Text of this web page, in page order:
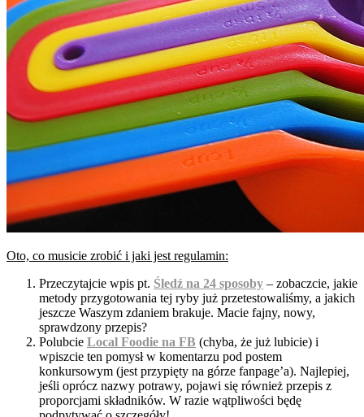
Oto, co musicie zrobić i jaki jest regulamin:
Przeczytajcie wpis pt. Śledź na 24 sposoby – zobaczcie, jakie
metody przygotowania tej ryby już przetestowaliśmy, a jakich
jeszcze Waszym zdaniem brakuje. Macie fajny, nowy,
sprawdzony przepis?
Polubcie Local Foodie na FB (chyba, że już lubicie) i
wpiszcie ten pomysł w komentarzu pod postem
konkursowym (jest przypięty na górze fanpage’a). Najlepiej,
jeśli oprócz nazwy potrawy, pojawi się również przepis z
proporcjami składników. W razie wątpliwości będę